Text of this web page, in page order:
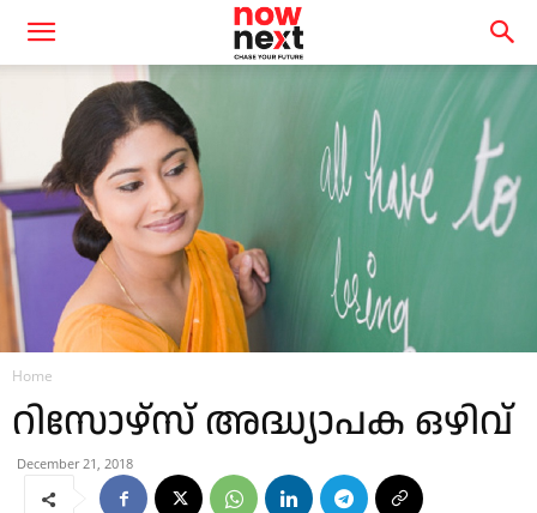
Home
റിസോഴ്‌സ് അദ്ധ്യാപക ഒഴിവ്
December 21, 2018